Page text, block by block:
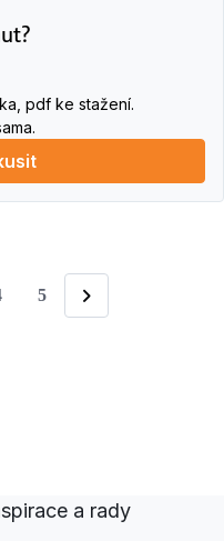
pdf ke stažení.
5
Následující
a rady